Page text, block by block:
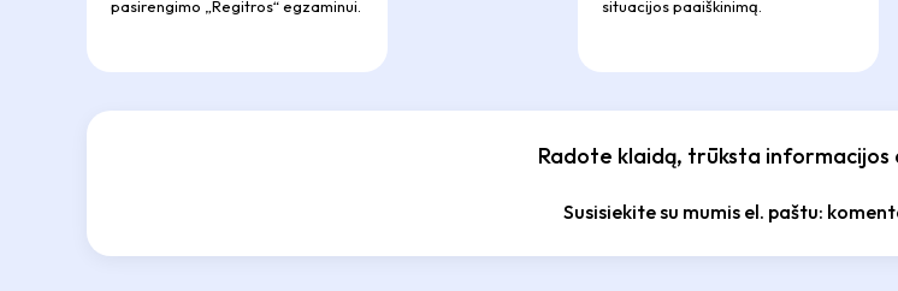
pasirengimo „Regitros“ egzaminui.
situacijos paaiškinimą.
Radote klaidą, trūksta informacijos
Susisiekite su mumis el. paštu: